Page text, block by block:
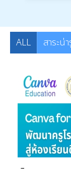
ALL สาระน่